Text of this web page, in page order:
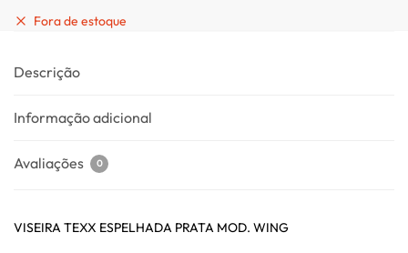
Fora de estoque
Descrição
Informação adicional
Avaliações 0
VISEIRA TEXX ESPELHADA PRATA MOD. WING